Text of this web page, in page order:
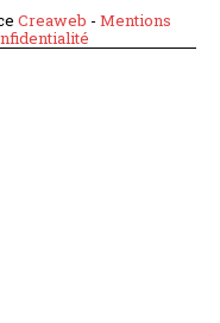
Creaweb - Mentions